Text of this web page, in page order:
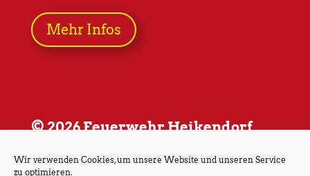
Wir verwenden Cookies, um unsere Website und unseren Service
zu optimieren.
Mehr Infos
© 2026 Feuerwehr Heikendorf